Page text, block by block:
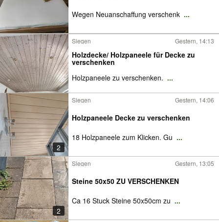
Wegen Neuanschaffung verschenk ...
Siegen Gestern, 14:13
Holzdecke/ Holzpaneele für Decke zu
verschenken
Holzpaneele zu verschenken. ...
2
Siegen Gestern, 14:06
Holzpaneele Decke zu verschenken
18 Holzpaneele zum Klicken. Gu ...
2
Siegen Gestern, 13:05
Steine 50x50 ZU VERSCHENKEN
Ca 16 Stuck Steine 50x50cm zu ...